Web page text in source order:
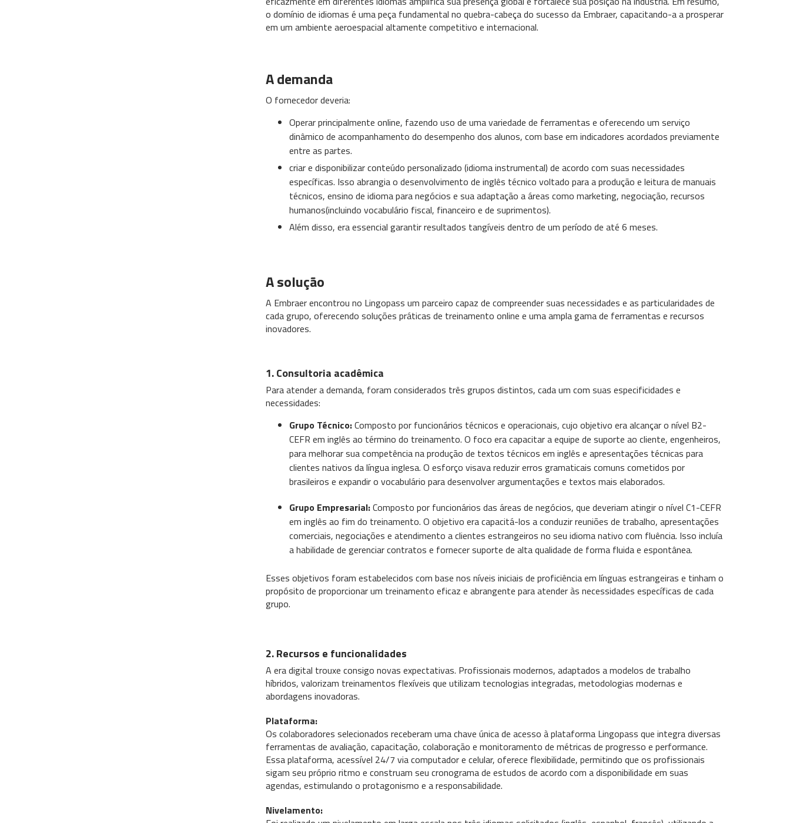
o domínio de idiomas é uma peça fundamental no quebra-cabeça do sucesso da Embraer, capacitando-a a prosperar
em um ambiente aeroespacial altamente competitivo e internacional.
A demanda
O fornecedor deveria:
Operar principalmente online, fazendo uso de uma variedade de ferramentas e oferecendo um serviço
dinâmico de acompanhamento do desempenho dos alunos, com base em indicadores acordados previamente
entre as partes.
criar e disponibilizar conteúdo personalizado (idioma instrumental) de acordo com suas necessidades
específicas. Isso abrangia o desenvolvimento de inglês técnico voltado para a produção e leitura de manuais
técnicos, ensino de idioma para negócios e sua adaptação a áreas como marketing, negociação, recursos
humanos(incluindo vocabulário fiscal, financeiro e de suprimentos).
Além disso, era essencial garantir resultados tangíveis dentro de um período de até 6 meses.
A solução
A Embraer encontrou no Lingopass um parceiro capaz de compreender suas necessidades e as particularidades de
cada grupo, oferecendo soluções práticas de treinamento online e uma ampla gama de ferramentas e recursos
inovadores.
1. Consultoria acadêmica
Para atender a demanda, foram considerados três grupos distintos, cada um com suas especificidades e
necessidades:
Grupo Técnico:Composto por funcionários técnicos e operacionais, cujo objetivo era alcançar o nível B2-
CEFR em inglês ao término do treinamento. O foco era capacitar a equipe de suporte ao cliente, engenheiros,
para melhorar sua competência na produção de textos técnicos em inglês e apresentações técnicas para
clientes nativos da língua inglesa. O esforço visava reduzir erros gramaticais comuns cometidos por
brasileiros e expandir o vocabulário para desenvolver argumentações e textos mais elaborados.
Grupo Empresarial:Composto por funcionários das áreas de negócios, que deveriam atingir o nível C1-CEFR
em inglês ao fim do treinamento. O objetivo era capacitá-los a conduzir reuniões de trabalho, apresentações
comerciais, negociações e atendimento a clientes estrangeiros no seu idioma nativo com fluência. Isso incluía
a habilidade de gerenciar contratos e fornecer suporte de alta qualidade de forma fluida e espontânea.
Esses objetivos foram estabelecidos com base nos níveis iniciais de proficiência em línguas estrangeiras e tinham o
propósito de proporcionar um treinamento eficaz e abrangente para atender às necessidades específicas de cada
grupo.
2. Recursos e funcionalidades
A era digital trouxe consigo novas expectativas. Profissionais modernos, adaptados a modelos de trabalho
híbridos, valorizam treinamentos flexíveis que utilizam tecnologias integradas, metodologias modernas e
abordagens inovadoras.
Plataforma:
Os colaboradores selecionados receberam uma chave única de acesso à plataforma Lingopass que integra diversas
ferramentas de avaliação, capacitação, colaboração e monitoramento de métricas de progresso e performance.
Essa plataforma, acessível 24/7 via computador e celular, oferece flexibilidade, permitindo que os profissionais
sigam seu próprio ritmo e construam seu cronograma de estudos de acordo com a disponibilidade em suas
agendas, estimulando o protagonismo e a responsabilidade.
Nivelamento: